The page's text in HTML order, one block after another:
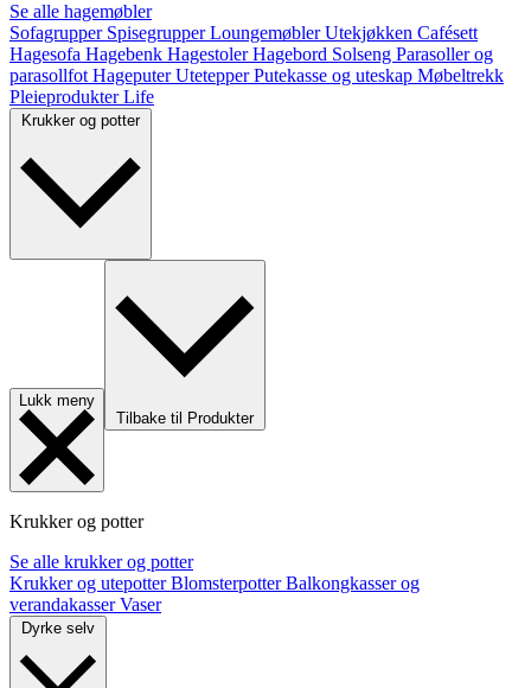
Se alle hagemøbler
Sofagrupper SpisegrupperLoungemøblerUtekjøkken Cafésett
Hagesofa Hagebenk HagestolerHagebord Solseng Parasoller og
parasollfot HageputerUtetepperPutekasse og uteskap Møbeltrekk
PleieprodukterLife
Krukker og potter
Lukk meny
Tilbake til Produkter
Krukker og potter
Se alle krukker og potter
Krukker og utepotterBlomsterpotterBalkongkasser og
verandakasserVaser